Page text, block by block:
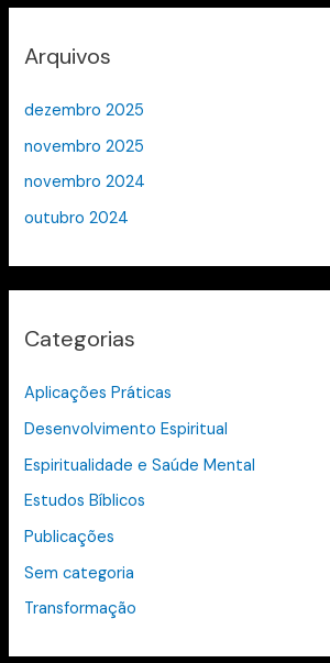
Arquivos
dezembro 2025
novembro 2025
novembro 2024
outubro 2024
Categorias
Aplicações Práticas
Desenvolvimento Espiritual
Espiritualidade e Saúde Mental
Estudos Bíblicos
Publicações
Sem categoria
Transformação